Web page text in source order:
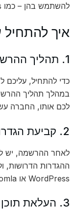
להשתמש בהן – כמו PHP, MySQL, WordPress ועוד.
איך
1. תהליך ההרשמה
כדי להתחיל, עליכם
במהלך תהליך
לכם אותו, החברה
2. קביעת הגדרות
לאחר ההרשמה, יש
ההגדרות הדרושות,
WordPress או Joomla אם זקוקים להם.
3. העלאת תוכן